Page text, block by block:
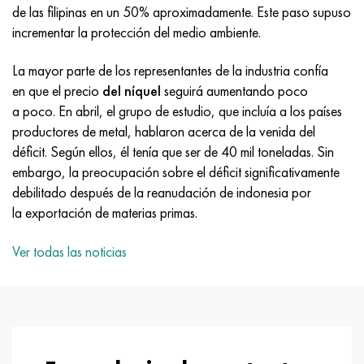
de las filipinas en un 50% aproximadamente. Este paso supuso
incrementar la protección del medio ambiente.
La mayor parte de los representantes de la industria confía
en que el precio del níquel seguirá aumentando poco
a poco. En abril, el grupo de estudio, que incluía a los países
productores de metal, hablaron acerca de la venida del
déficit. Según ellos, él tenía que ser de 40 mil toneladas. Sin
embargo, la preocupación sobre el déficit significativamente
debilitado después de la reanudación de indonesia por
la exportación de materias primas.
Ver todas las noticias
Incotherm
Jette M152
Cobalto 6B
maraging 250
René 41
Maraging 300
47ND
49KF
49K2F, 49K2FA-VI
Aleación 50N
Aleación 50NP
50NHS
HN62VMYUT
HN62MVKYU
HN63MB
XN65VM
KhN65VMTYu
KhN67MVTYu
KhN68VKTYU
VT-35
PT-3V
PT-7M
2B
SPT-2 sv
A LAS 3
1.4466 - AISI 310MoLn
Aleación Al6xn
15-7Ph® - 1.4532
PH 13-8 meses - 1.4534
1.4542 - 17-4Ph®
Custom 455® - 1.4543 - uns s45500
1.4545 - 15-5Ph®
10X17H13M3T
10X18N18Yu4D
11X11N2V2MF
12Х18Н9Т
13X11N2V2MF
15x11mf
15х12vnmf
2,0872, CuNi10Fe1Mn, Cw352h
Bronce aluminio silicio
CW301G, C64200
bronce de silicio
C65500, CuAl11Fe3
C65620, CuSi3Fe2Zn3
C65100, CuSi1.5
latón rojo
C84400, CuSn2ZnPb
C83600, CuSn5ZnPb
45G2, 45g2, AISI 1144
Aleación de acero estructural
10g2, 10g2, AISI 1513
12X2H4A, 15NiCr13, 1.5752
AC14, 11SMnPb30
20G, 20mn5
20XH3A, AISI 4320, 20hn3a
Р6М5, 1.3343, hs6-5-2, sw7m
Р6М5К5, 1.3243, hs6-5-2-5
R6M5F3, 1.3344, hs6-5-3
9М4К8,1.3207
R12F3, 1.3318, sw12
P18, 1,3355, hs18-0-1, sw18
Acero carbono